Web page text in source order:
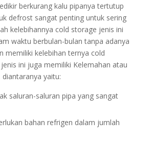
berkurang kalu pipanya tertutup
defrost sangat penting untuk sering
kelebihannya cold storage jenis ini
waktu berbulan-bulan tanpa adanya
memiliki kelebihan ternya cold
ini juga memiliki Kelemahan atau
yaitu:
saluran-saluran pipa yang sangat
bahan refrigen dalam jumlah